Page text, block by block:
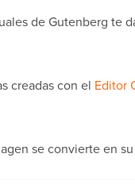
de Gutenberg te
creadas con el Editor
se convierte en